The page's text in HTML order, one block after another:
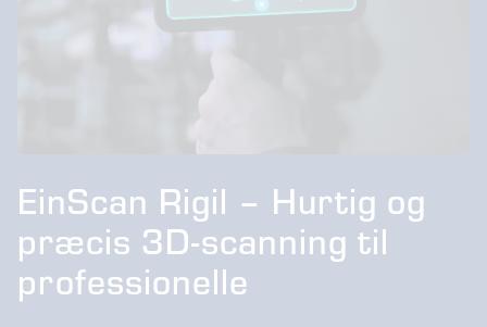
EinScan Rigil – Hurtig og
præcis 3D-scanning til
professionelle